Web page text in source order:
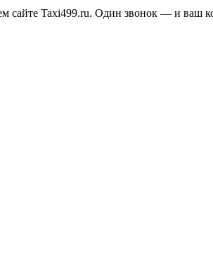
сайте Taxi499.ru. Один звонок — и ваш